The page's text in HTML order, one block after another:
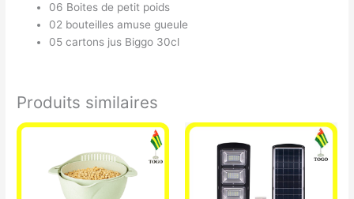
06 Boites de petit poids
02 bouteilles amuse gueule
05 cartons jus Biggo 30cl
Produits similaires